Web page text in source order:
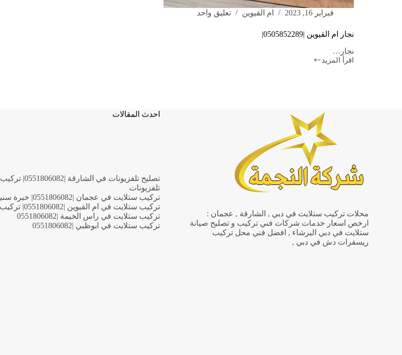
فبراير 16, 2023 ام القيوين تعليق واحد
نجار ام القيوين |0505852289|
نجار…
اقرأ المزيد
نجار
محلات تركيب ستلايت في دبي , الشارقة , عجمان :
ارخص اسعار خدمات شركات فني تركيب و تصليح صيانة
ستلايت في دبي البرشاء , افضل فني محل تركيب
ريسفرات دش في دبي ,
احدث المقالات
تصليح تلفزيونات في الشارقة |0551806082| تركيب
تلفزيونات
تركيب ستلايت في عجمان |0551806082| خبرة سنين
تركيب ستلايت في ام القيوين |0551806082| تركيب دش
تركيب ستلايت في راس الخيمة |0551806082
تركيب ستلايت في ابوظبي |0551806082